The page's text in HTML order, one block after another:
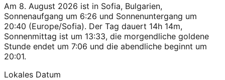
Am 8. August 2026 ist in Sofia, Bulgarien,
Sonnenaufgang um 6:26 und Sonnenuntergang um
20:40 (Europe/Sofia). Der Tag dauert 14h 14m,
Sonnenmittag ist um 13:33, die morgendliche goldene
Stunde endet um 7:06 und die abendliche beginnt um
20:01.
Lokales Datum